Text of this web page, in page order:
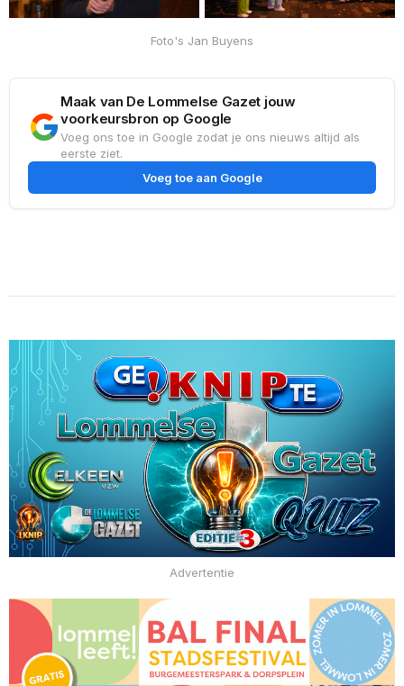
Foto's Jan Buyens
Maak van De Lommelse Gazet jouw
voorkeursbron op Google
Voeg ons toe in Google zodat je ons nieuws altijd als
eerste ziet.
Voeg toe aan Google
Advertentie